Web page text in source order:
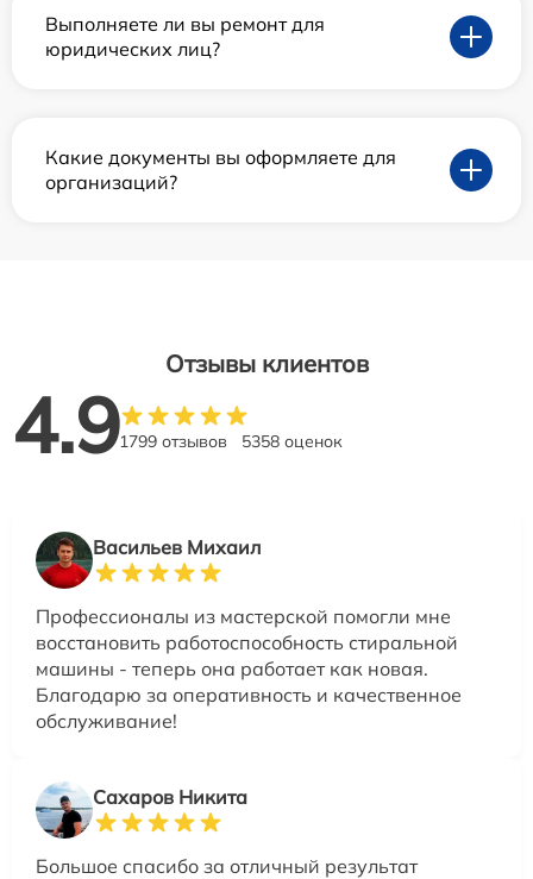
Выполняете ли вы ремонт для
юридических лиц?
Какие документы вы оформляете для
организаций?
Отзывы клиентов
4.91799 отзывов 5358 оценок
Васильев Михаил
Профессионалы из мастерской помогли мне
восстановить работоспособность стиральной
машины - теперь она работает как новая.
Благодарю за оперативность и качественное
обслуживание!
Сахаров Никита
Большое спасибо за отличный результат